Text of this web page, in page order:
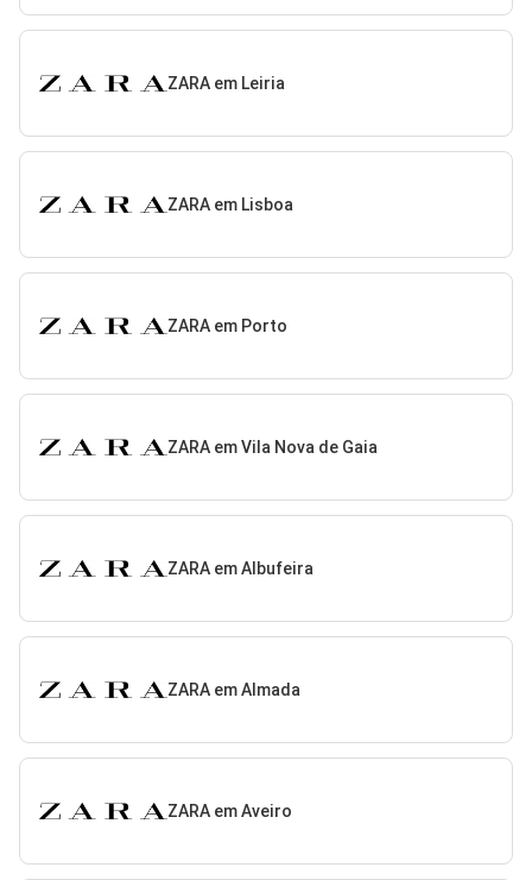
ZARA em Leiria
ZARA em Lisboa
ZARA em Porto
ZARA em Vila Nova de Gaia
ZARA em Albufeira
ZARA em Almada
ZARA em Aveiro